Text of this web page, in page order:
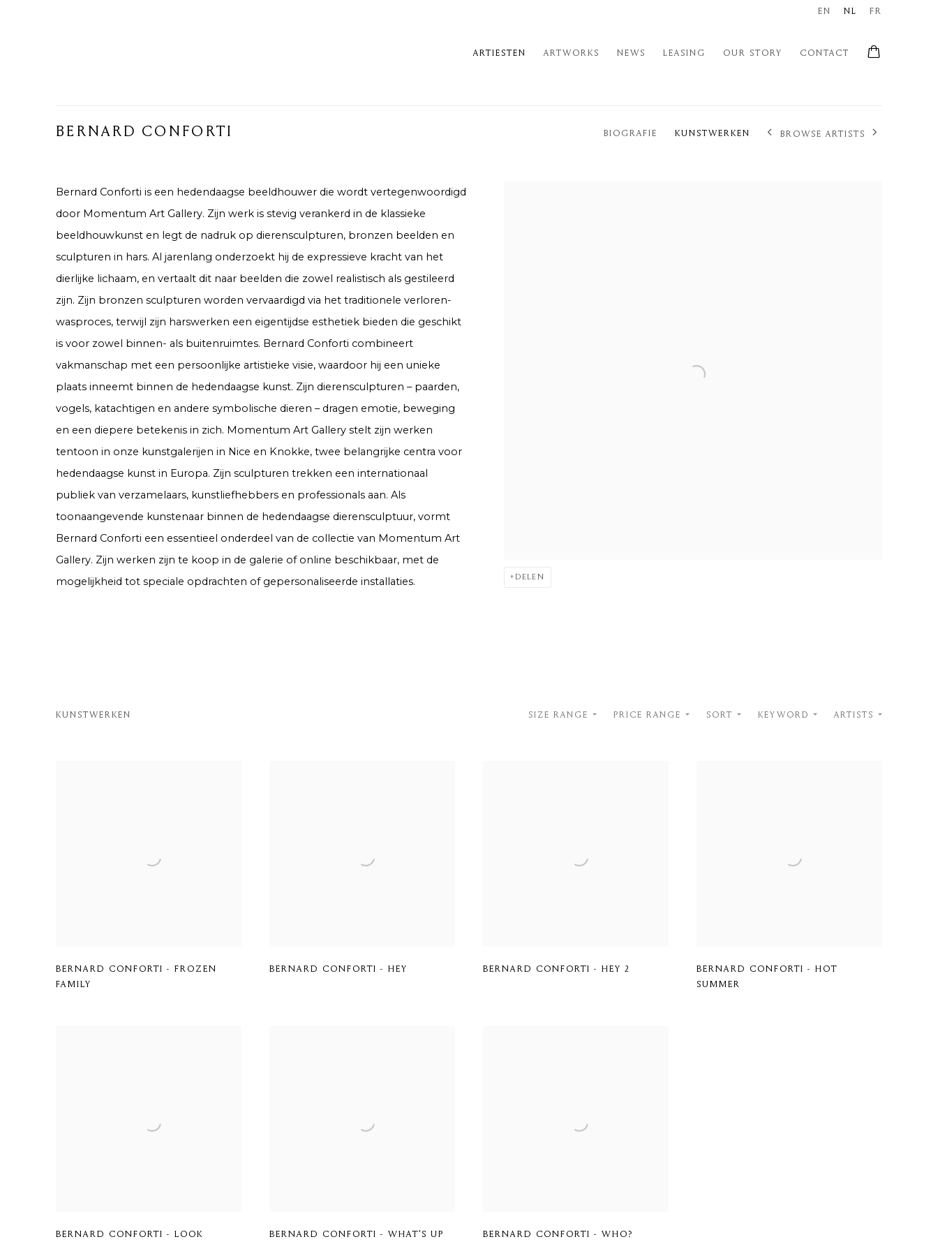
ARTIESTEN ARTWORKS NEWS LEASING OUR STORY CONTACT
EN NL FR
BERNARD CONFORTI BIOGRAFIE KUNSTWERKEN BROWSE ARTISTS
DELEN
Bernard Conforti is een hedendaagse beeldhouwer die wordt vertegenwoordigd
door Momentum Art Gallery. Zijn werk is stevig verankerd in de klassieke
beeldhouwkunst en legt de nadruk op dierensculpturen, bronzen beelden en
sculpturen in hars. Al jarenlang onderzoekt hij de expressieve kracht van het
dierlijke lichaam, en vertaalt dit naar beelden die zowel realistisch als gestileerd
zijn. Zijn bronzen sculpturen worden vervaardigd via het traditionele verloren-
wasproces, terwijl zijn harswerken een eigentijdse esthetiek bieden die geschikt
is voor zowel binnen- als buitenruimtes. Bernard Conforti combineert
vakmanschap met een persoonlijke artistieke visie, waardoor hij een unieke
plaats inneemt binnen de hedendaagse kunst. Zijn dierensculpturen – paarden,
vogels, katachtigen en andere symbolische dieren – dragen emotie, beweging
en een diepere betekenis in zich. Momentum Art Gallery stelt zijn werken
tentoon in onze kunstgalerijen in Nice en Knokke, twee belangrijke centra voor
hedendaagse kunst in Europa. Zijn sculpturen trekken een internationaal
publiek van verzamelaars, kunstliefhebbers en professionals aan. Als
toonaangevende kunstenaar binnen de hedendaagse dierensculptuur, vormt
Bernard Conforti een essentieel onderdeel van de collectie van Momentum Art
Gallery. Zijn werken zijn te koop in de galerie of online beschikbaar, met de
mogelijkheid tot speciale opdrachten of gepersonaliseerde installaties.
KUNSTWERKEN SIZE RANGE PRICE RANGE SORT KEYWORD ARTISTS
BERNARD CONFORTI - FROZEN
FAMILY
BERNARD CONFORTI - HEY BERNARD CONFORTI - HEY 2
BERNARD CONFORTI - HOT
SUMMER
BERNARD CONFORTI - LOOK BERNARD CONFORTI - WHAT'S UP BERNARD CONFORTI - WHO?